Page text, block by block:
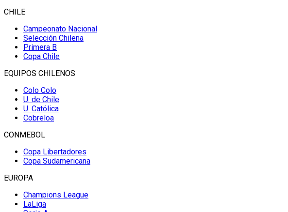
CHILE
Campeonato Nacional
Selección Chilena
Primera B
Copa Chile
EQUIPOS CHILENOS
Colo Colo
U. de Chile
U. Católica
Cobreloa
CONMEBOL
Copa Libertadores
Copa Sudamericana
EUROPA
Champions League
LaLiga